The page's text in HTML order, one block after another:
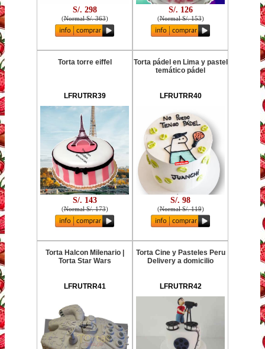
S/. 298
(Normal S/. 363)
S/. 126
(Normal S/. 153)
Torta torre eiffel
LFRUTRR39
S/. 143
(Normal S/. 173)
Torta pádel en Lima y pastel
temático pádel
LFRUTRR40
S/. 98
(Normal S/. 119)
Torta Halcon Milenario |
Torta Star Wars
LFRUTRR41
Torta Cine y Pasteles Peru
Delivery a domicilio
LFRUTRR42